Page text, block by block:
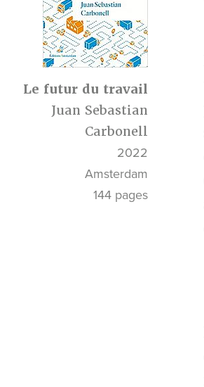
Le futur du travail
Juan Sebastian
Carbonell
2022
Amsterdam
144 pages